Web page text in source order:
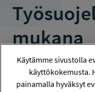
mukana
aarissa
Käytämme sivustolla
käyttökokemusta.
painamalla hyväksyt